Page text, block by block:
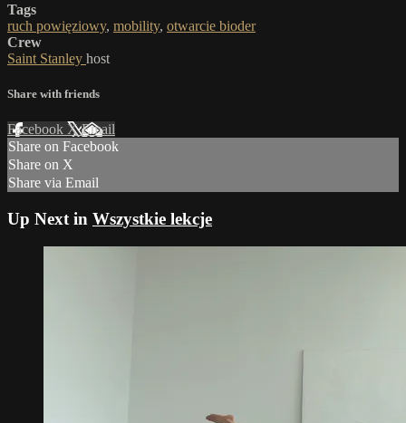
Tags
ruch powięziowy, mobility, otwarcie bioder
Crew
Saint Stanley host
Share with friends
Facebook XEmail
Share on Facebook
Share on X
Share via Email
Up Next in Wszystkie lekcje